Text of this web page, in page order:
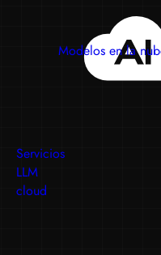
Modelos en la
Servicios
LLM
cloud